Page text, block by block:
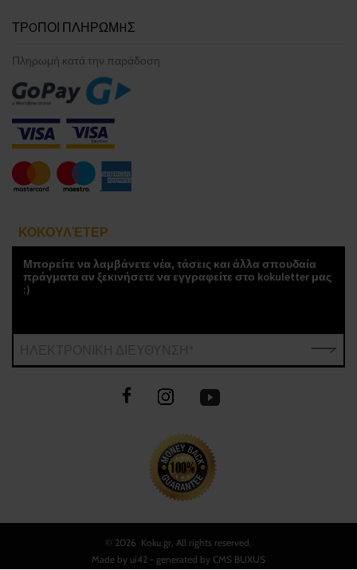
ΤΡOΠΟΙ ΠΛΗΡΩΜHΣ
Πληρωμή κατά την παράδοση
ΚΟΚΟΥΛΈΤΕΡ
Μπορείτε να λαμβάνετε νέα, τάσεις και άλλα σπουδαία
πράγματα αν ξεκινήσετε να εγγραφείτε στο kokuletter μας
:)
© 2026 Koku.gr, All rights reserved.
Made by ui42 - generated by CMS BUXUS